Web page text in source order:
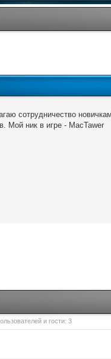
сотрудничество
Мой ник в игре - MacTawer
и гости: 3